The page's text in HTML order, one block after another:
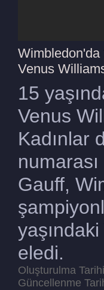
Wimbledon'da
Venus
15
Venus
Kadınlar
Gauff,
eledi.
Oluşturulma
Güncellenme